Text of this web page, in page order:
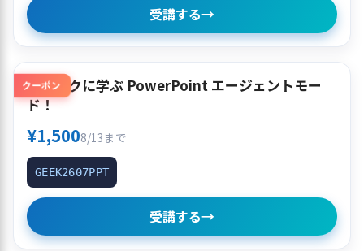
受講する→
クーポン
クイックに学ぶ PowerPoint エージェントモー
ド！
¥1,5008/13まで
GEEK2607PPT
受講する→